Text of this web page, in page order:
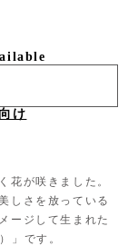
け
花が咲きました。
しさを放っている
ージして生まれた
」です。